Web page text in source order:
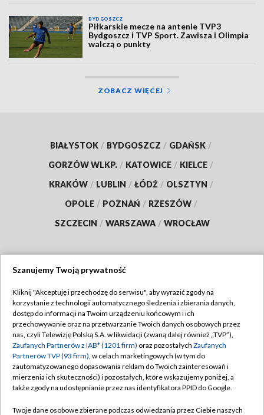
BYDGOSZCZ
Piłkarskie mecze na antenie TVP3
Bydgoszcz i TVP Sport. Zawisza i Olimpia
walczą o punkty
ZOBACZ WIĘCEJ
BIAŁYSTOK / BYDGOSZCZ / GDAŃSK /
GORZÓW WLKP. / KATOWICE / KIELCE /
KRAKÓW / LUBLIN / ŁÓDŹ / OLSZTYN /
OPOLE / POZNAŃ / RZESZÓW /
SZCZECIN / WARSZAWA / WROCŁAW
TVP
Abonament TVP
Emisja w TVP
Centrum informacji TVP
Naziemna Telewizja Cyfrowa
Regulamin TVP
Polityka prywatności
Moje zgody
Pomoc
Szanujemy Twoją prywatność
Kliknij "Akceptuję i przechodzę do serwisu", aby wyrazić zgody na
korzystanie z technologii automatycznego śledzenia i zbierania danych,
dostęp do informacji na Twoim urządzeniu końcowym i ich
przechowywanie oraz na przetwarzanie Twoich danych osobowych przez
nas, czyli Telewizję Polską S.A. w likwidacji (zwaną dalej również „TVP”),
Zaufanych Partnerów z IAB* (1201 firm) oraz pozostałych Zaufanych
Partnerów TVP (93 firm), w celach marketingowych (w tym do
zautomatyzowanego dopasowania reklam do Twoich zainteresowań i
mierzenia ich skuteczności) i pozostałych, które wskazujemy poniżej, a
także zgody na udostępnianie przez nas identyfikatora PPID do Google.
Twoje dane osobowe zbierane podczas odwiedzania przez Ciebie naszych